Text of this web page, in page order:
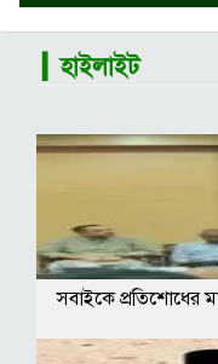
▎হাইলাইট
সবাইকে প্রতিশোধের